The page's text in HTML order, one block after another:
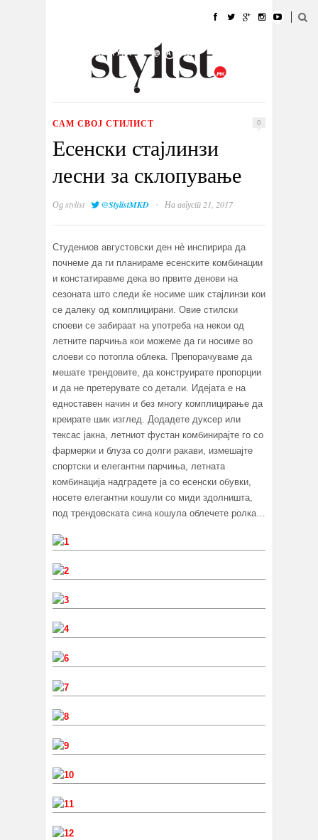
УБАВИНА
КУЛТУРА @РАБОТА
ИЗЛОГ
САМ СВОЈ СТИЛИСТ 0
Есенски стајлинзи
лесни за склопување
Одstylist @StylistMKD · На август 21, 2017
Студениов августовски ден нè инспирира да
почнеме да ги планираме есенските комбинации
и констатиравме дека во првите денови на
сезоната што следи ќе носиме шик стајлинзи кои
се далеку од комплицирани. Овие стилски
споеви се забираат на употреба на некои од
летните парчиња кои можеме да ги носиме во
слоеви со потопла облека. Препорачуваме да
мешате трендовите, да конструирате пропорции
и да не претерувате со детали. Идејата е на
едноставен начин и без многу комплицирање да
креирате шик изглед. Додадете дуксер или
тексас јакна, летниот фустан комбинирајте го со
фармерки и блуза со долги ракави, измешајте
спортски и елегантни парчиња, летната
комбинација надградете ја со есенски обувки,
носете елегантни кошули со миди здолништа,
под трендовската сина кошула облечете ролка…